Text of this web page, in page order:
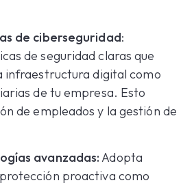
de ciberseguridad:
de seguridad claras que
infraestructura digital como
de tu empresa. Esto
de empleados y la gestión de
avanzadas:Adopta
proactiva como